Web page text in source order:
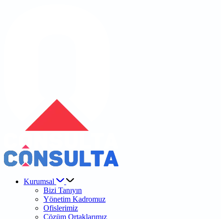
Kurumsal
Bizi Tanıyın
Yönetim Kadromuz
Ofislerimiz
Çözüm Ortaklarımız